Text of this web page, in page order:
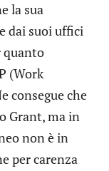
la sua
dai suoi uffici
quanto
(Work
consegue che
Grant, ma in
non è in
per carenza